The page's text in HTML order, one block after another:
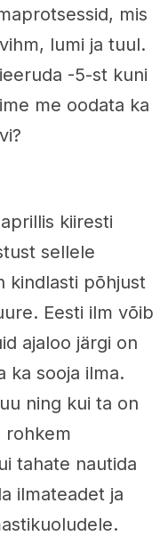
mis
lumi ja tuul.
-5-st kuni
me oodata ka
kiiresti
sellele
kindlasti põhjust
Eesti ilm võib
ajaloo järgi on
ka sooja ilma.
ning kui ta on
rohkem
tahate nautida
ilmateadet ja